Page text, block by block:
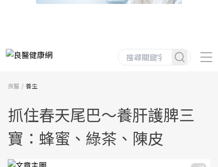
良醫 養生
抓住春天尾巴〜養肝護脾三
寶：蜂蜜、綠茶、陳皮